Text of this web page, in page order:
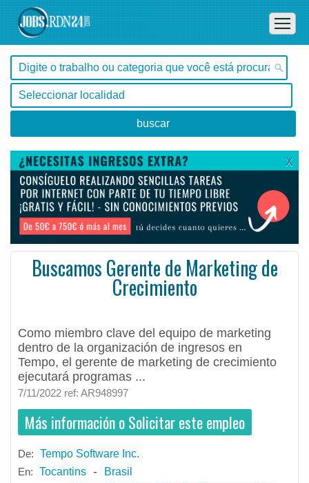
X
Buscamos Gerente de Marketing de
Crecimiento
Como miembro clave del equipo de marketing
dentro de la organización de ingresos en
Tempo, el gerente de marketing de crecimiento
ejecutará programas ...
7/11/2022 ref: AR948997
Más información o Solicitar este empleo
De: Tempo Software Inc.
En: Tocantins -
Brasil